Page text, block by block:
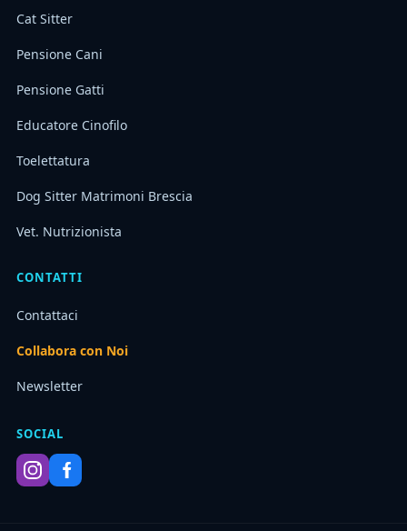
Cat Sitter
Pensione Cani
Pensione Gatti
Educatore Cinofilo
Toelettatura
Dog Sitter Matrimoni Brescia
Vet. Nutrizionista
CONTATTI
Contattaci
Collabora con Noi
Newsletter
SOCIAL